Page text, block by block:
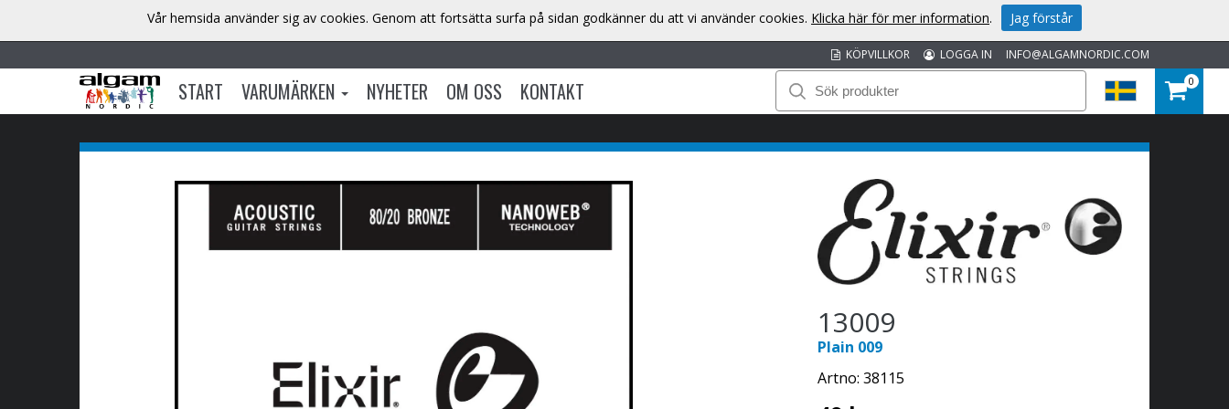
INFO@ALGAMNORDIC.COM
LOGGA IN
KÖPVILLKOR
START VARUMÄRKEN NYHETER OM OSS KONTAKT 0
13009
Plain 009
Artno: 38115
Vår hemsida använder sig av cookies. Genom att fortsätta surfa på sidan godkänner du att vi använder cookies. Klicka här för mer information. Jag förstår